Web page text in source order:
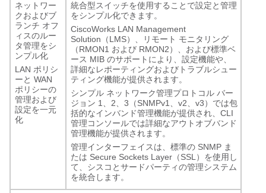
ネットワー
クおよびブ
ランチ オフ
ィスのルー
タ管理をシ
ンプル化
LAN ポリシ
ーと WAN
ポリシーの
管理および
設定を一元
化
統合型スイッチを使用することで設定と管理
をシンプル化できます。
CiscoWorks LAN Management
Solution（LMS）、リモート モニタリング
（RMON1 および RMON2）、および標準ベ
ース MIB のサポートにより、設定機能や、
詳細なレポーティングおよびトラブルシュー
ティング機能が提供されます。
シンプル ネットワーク管理プロトコル バー
ジョン 1、2、3（SNMPv1、v2、v3）では包
括的なインバンド管理機能が提供され、CLI
管理コンソールでは詳細なアウトオブバンド
管理機能が提供されます。
管理インターフェイスは、標準の SNMP ま
たは Secure Sockets Layer（SSL）を使用し
て、シスコとサードパーティの管理システム
を統合します。